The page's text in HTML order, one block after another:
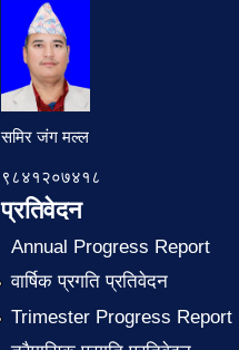
समिर जंग मल्ल
९८४१२०७४१८
प्रतिवेदन
Annual Progress Report
वार्षिक प्रगति प्रतिवेदन
Trimester Progress Report